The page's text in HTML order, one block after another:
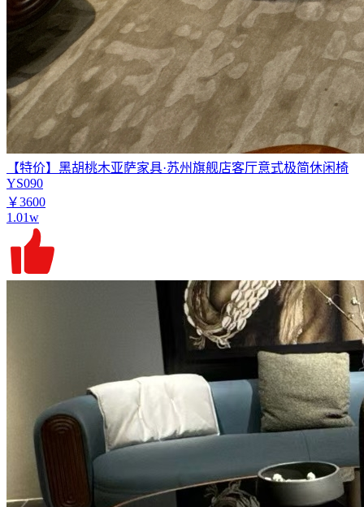
【特价】黑胡桃木亚萨家具·苏州旗舰店客厅意式极简休闲椅
YS090
￥3600
1.01w